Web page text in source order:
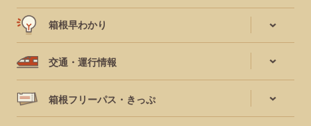
箱根早わかり
交通・運行情報
箱根フリーパス・きっぷ